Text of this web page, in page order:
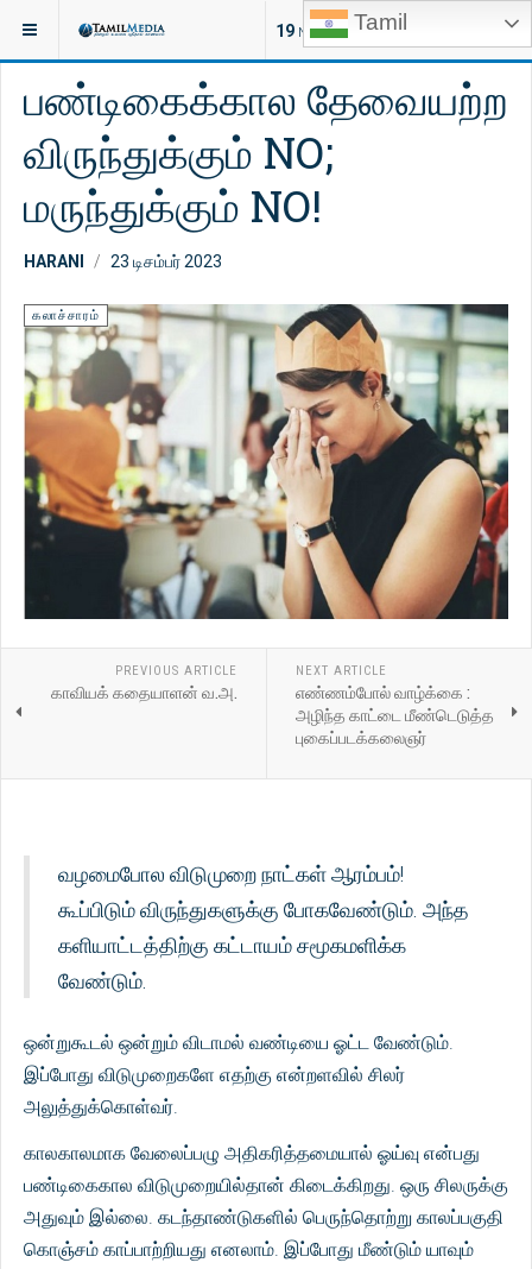
Tamil
19 NEW ARTICLES
இருக்குமிடம்: கட்டுரைகள் கலாச்சாரம்
பண்டிகைக்கால தேவையற்ற
விருந்துக்கும் NO;
மருந்துக்கும் NO!
HARANI 23 டிசம்பர் 2023
கலாச்சாரம்
PREVIOUS ARTICLE
காவியக் கதையாளன் வ.அ.
NEXT ARTICLE
எண்ணம்போல் வாழ்க்கை :
அழிந்த காட்டை மீண்டெடுத்த
புகைப்படக்கலைஞர்
வழமைபோல விடுமுறை நாட்கள் ஆரம்பம்!
கூப்பிடும் விருந்துகளுக்கு போகவேண்டும். அந்த
களியாட்டத்திற்கு கட்டாயம் சமூகமளிக்க
வேண்டும்.
ஒன்றுகூடல் ஒன்றும் விடாமல் வண்டியை ஓட்ட வேண்டும்.
இப்போது விடுமுறைகளே எதற்கு என்றளவில் சிலர்
அலுத்துக்கொள்வர்.
காலகாலமாக வேலைப்பழு அதிகரித்தமையால் ஓய்வு என்பது
பண்டிகைகால விடுமுறையில்தான் கிடைக்கிறது. ஒரு சிலருக்கு
அதுவும் இல்லை. கடந்தாண்டுகளில் பெருந்தொற்று காலப்பகுதி
கொஞ்சம் காப்பாற்றியது எனலாம். இப்போது மீண்டும் யாவும்